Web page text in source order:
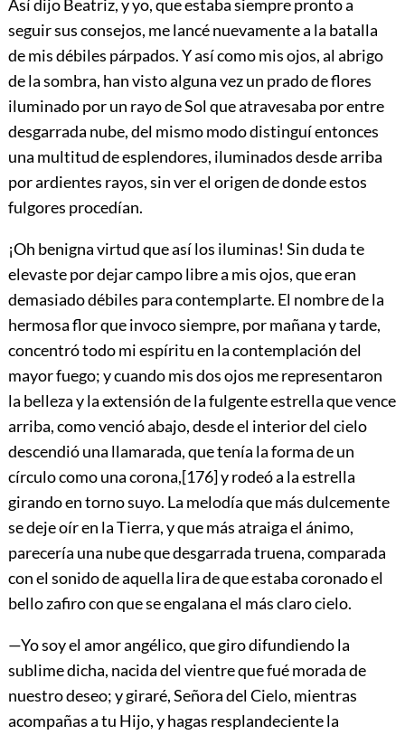
Así dijo Beatriz, y yo, que estaba siempre pronto a
seguir sus consejos, me lancé nuevamente a la batalla
de mis débiles párpados. Y así como mis ojos, al abrigo
de la sombra, han visto alguna vez un prado de flores
iluminado por un rayo de Sol que atravesaba por entre
desgarrada nube, del mismo modo distinguí entonces
una multitud de esplendores, iluminados desde arriba
por ardientes rayos, sin ver el origen de donde estos
fulgores procedían.
¡Oh benigna virtud que así los iluminas! Sin duda te
elevaste por dejar campo libre a mis ojos, que eran
demasiado débiles para contemplarte. El nombre de la
hermosa flor que invoco siempre, por mañana y tarde,
concentró todo mi espíritu en la contemplación del
mayor fuego; y cuando mis dos ojos me representaron
la belleza y la extensión de la fulgente estrella que vence
arriba, como venció abajo, desde el interior del cielo
descendió una llamarada, que tenía la forma de un
círculo como una corona,[176]y rodeó a la estrella
girando en torno suyo. La melodía que más dulcemente
se deje oír en la Tierra, y que más atraiga el ánimo,
parecería una nube que desgarrada truena, comparada
con el sonido de aquella lira de que estaba coronado el
bello zafiro con que se engalana el más claro cielo.
—Yo soy el amor angélico, que giro difundiendo la
sublime dicha, nacida del vientre que fué morada de
nuestro deseo; y giraré, Señora del Cielo, mientras
acompañas a tu Hijo, y hagas resplandeciente la